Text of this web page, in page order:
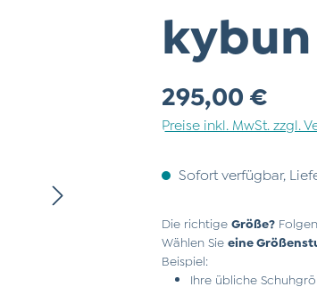
kybun
Regulärer Preis:
295,00 €
Preise inkl. MwSt. zzgl.
Sofort verfügbar,
Die richtige Größe?
Wählen Sie eine
Beispiel:
Ihre übliche